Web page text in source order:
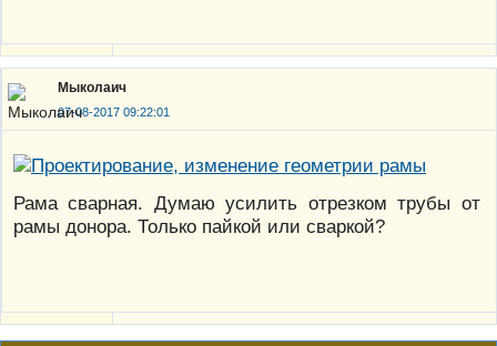
Мыколаич
07-08-2017 09:22:01
Рама сварная. Думаю усилить отрезком трубы от
рамы донора. Только пайкой или сваркой?